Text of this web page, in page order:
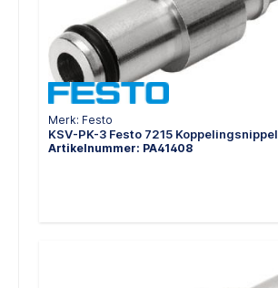
Merk: Festo
KSV-PK-3 Festo 7215 Koppelingsnippel
Artikelnummer: PA41408